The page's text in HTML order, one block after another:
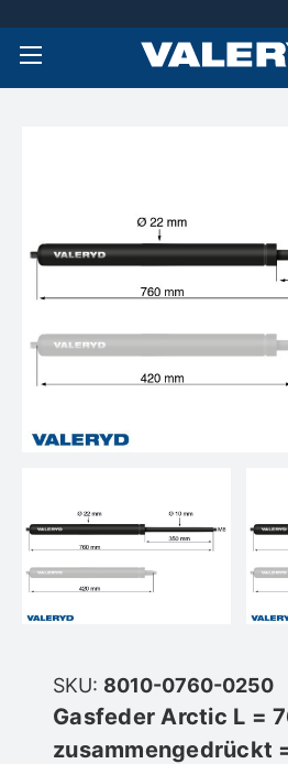
SKU: 8010-0760-0250
Gasfeder Arctic L =
zusammengedrückt